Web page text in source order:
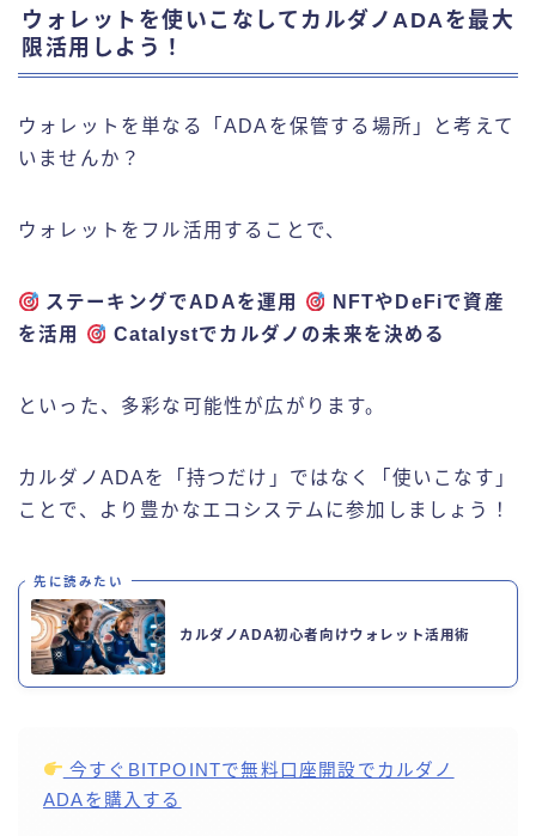
ウォレットを使いこなしてカルダノADAを最大
限活用しよう！
ウォレットを単なる「ADAを保管する場所」と考えて
いませんか？
ウォレットをフル活用することで、
ステーキングでADAを運用
NFTやDeFiで資産
を活用
Catalystでカルダノの未来を決める
といった、多彩な可能性が広がります。
カルダノADAを「持つだけ」ではなく「使いこなす」
ことで、より豊かなエコシステムに参加しましょう！
先に読みたい
カルダノADA初心者向けウォレット活用術
今すぐBITPOINTで無料口座開設でカルダノ
ADAを購入する